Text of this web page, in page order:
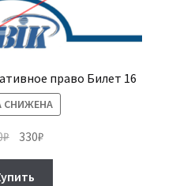
право Билет 16
СНИЖЕНА
₽ Первоначальная
цена
составляла
330₽
цена: